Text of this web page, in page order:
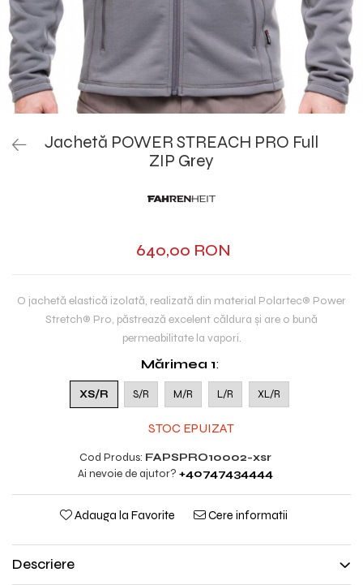
Jachetă POWER STREACH PRO Full
ZIP Grey
640,00 RON
O jachetă elastică izolată, realizată din material Polartec® Power
Stretch® Pro, păstrează excelent căldura și are o bună
permeabilitate la vapori.
Mărimea 1:
XS/R S/R M/R L/R XL/R
STOC EPUIZAT
Cod Produs: FAPSPRO10002-xsr
Ai nevoie de ajutor? +40747434444
Adauga la Favorite Cere informatii
Descriere